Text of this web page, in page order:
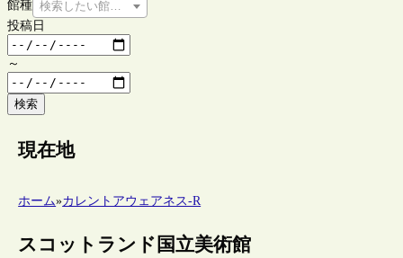
館種 検索したい館種を選択してください
投稿日
～
検索
現在地
ホーム»カレントアウェアネス-R
スコットランド国立美術館